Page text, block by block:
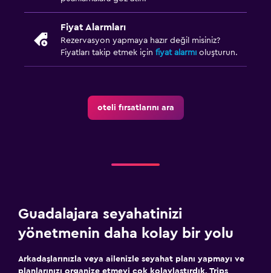
Fiyat Alarmları
Rezervasyon yapmaya hazır değil misiniz?
Fiyatları takip etmek için fiyat alarmı oluşturun.
oteli fırsatlarını ara
Guadalajara seyahatinizi
yönetmenin daha kolay bir yolu
Arkadaşlarınızla veya ailenizle seyahat planı yapmayı ve
planlarınızı organize etmeyi çok kolaylaştırdık. Trips